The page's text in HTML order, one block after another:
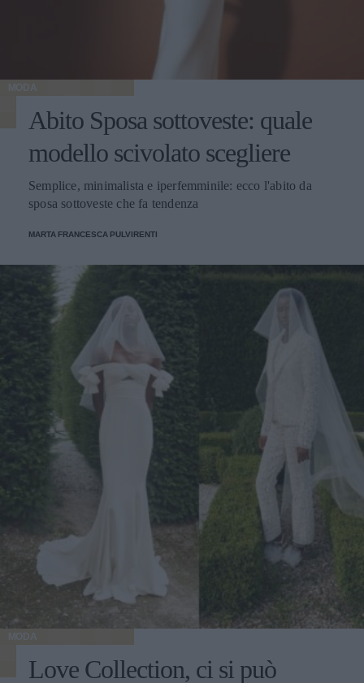
MODA
Abito Sposa sottoveste: quale
modello scivolato scegliere
Semplice, minimalista e iperfemminile: ecco l'abito da
sposa sottoveste che fa tendenza
MARTA FRANCESCA PULVIRENTI
MODA
Love Collection, ci si può